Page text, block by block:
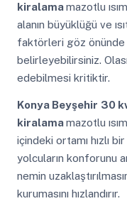
kiralamamazotlu
alanın büyüklüğü ve
faktörleri göz önünde
belirleyebilirsiniz.
edebilmesi kritiktir.
Konya Beyşehir 30
kiralamamazotlu
içindeki ortamı hızlı
yolcuların konforunu
nemin
kurumasını hızlandırır.